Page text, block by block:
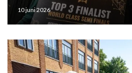
10 juni 2026